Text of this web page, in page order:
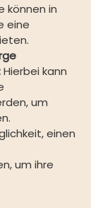
können in
eine
Hierbei kann
um
einen
um ihre